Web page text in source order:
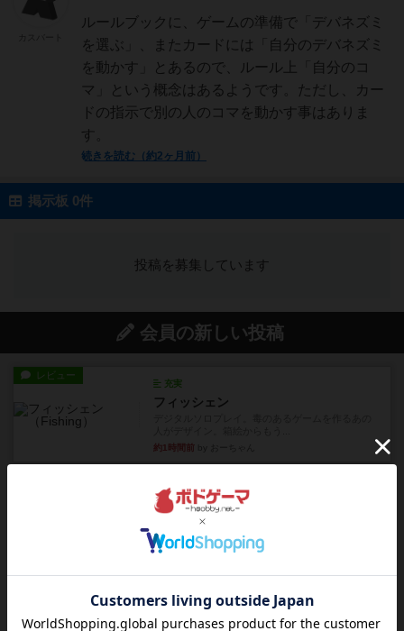
ルールブックに、ゲームの準備で「デバネズミ
を選ぶ」、またカードには「自分のデバネズミ
を動かす」とあるので、ルール上「自分のコ
マ」という概念はあるようです。ただし、カー
ドの指示で別の人のコマを動かす事はありま
す。
続きを読む（約2ヶ月前）
掲示板 0件
投稿を募集しています
会員の新しい投稿
レビュー
充実
フィッシェン
約1時間前
ナンジャモンジャ・ミドリ
私は吃音を持っているのですが、友達と集まって
このゲームをした際、3ゲー...
約5時間前by 155973
ジンラミー
トランプで遊べる2人対戦の麻雀風ゲームです。
10枚の手札で、同じスーツ...
約6時間前by OSAっち